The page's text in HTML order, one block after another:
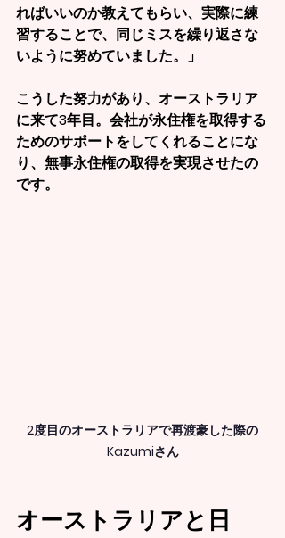
ればいいのか教えてもらい、実際に練
習することで、同じミスを繰り返さな
いように努めていました。」
こうした努力があり、オーストラリア
に来て3年目。会社が永住権を取得する
ためのサポートをしてくれることにな
り、無事永住権の取得を実現させたの
です。
2度目のオーストラリアで再渡豪した際の
Kazumiさん
オーストラリアと日